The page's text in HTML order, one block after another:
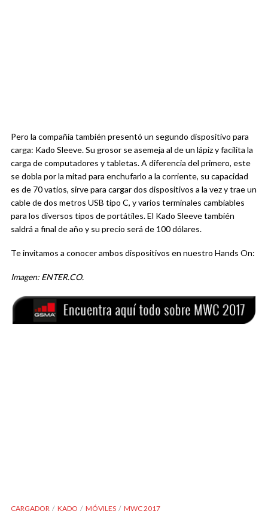
Pero la compañía también presentó un segundo dispositivo para
carga: Kado Sleeve. Su grosor se asemeja al de un lápiz y facilita la
carga de computadores y tabletas. A diferencia del primero, este
se dobla por la mitad para enchufarlo a la corriente, su capacidad
es de 70 vatios, sirve para cargar dos dispositivos a la vez y trae un
cable de dos metros USB tipo C, y varios terminales cambiables
para los diversos tipos de portátiles. El Kado Sleeve también
saldrá a final de año y su precio será de 100 dólares.
Te invitamos a conocer ambos dispositivos en nuestro Hands On:
Imagen: ENTER.CO.
CARGADOR KADO MÓVILES MWC 2017